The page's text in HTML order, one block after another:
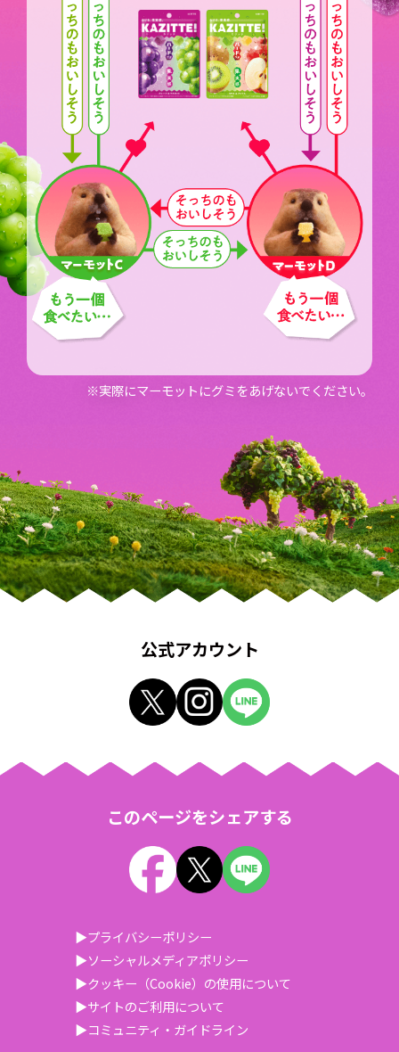
※実際にマーモットにグミをあげないでください。
公式アカウント
このページをシェアする
▶プライバシーポリシー
▶ソーシャルメディアポリシー
▶クッキー（Cookie）の使用について
▶サイトのご利用について
▶コミュニティ・ガイドライン